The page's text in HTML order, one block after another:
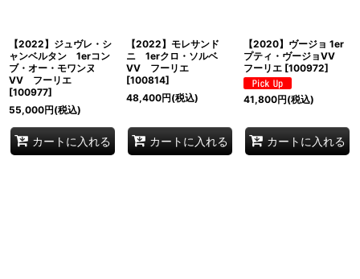
【2022】ジュヴレ・シ
ャンベルタン 1erコン
ブ・オー・モワンヌ
VV フーリエ
[100977]
55,000円(税込)
カートに入れる
【2022】モレサンド
ニ 1erクロ・ソルベ
VV フーリエ
[100814]
48,400円(税込)
カートに入れる
【2020】ヴージョ 1er
プティ・ヴージョVV
フーリエ [100972]
41,800円(税込)
カートに入れる